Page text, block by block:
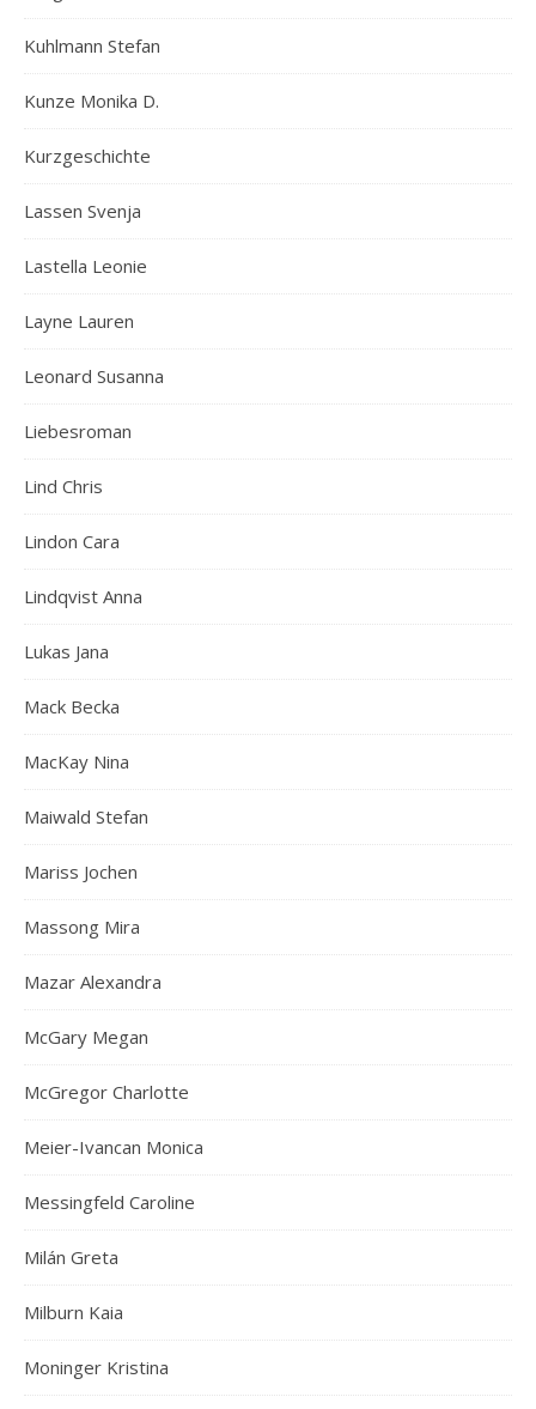
Kuhlmann Stefan
Kunze Monika D.
Kurzgeschichte
Lassen Svenja
Lastella Leonie
Layne Lauren
Leonard Susanna
Liebesroman
Lind Chris
Lindon Cara
Lindqvist Anna
Lukas Jana
Mack Becka
MacKay Nina
Maiwald Stefan
Mariss Jochen
Massong Mira
Mazar Alexandra
McGary Megan
McGregor Charlotte
Meier-Ivancan Monica
Messingfeld Caroline
Milán Greta
Milburn Kaia
Moninger Kristina